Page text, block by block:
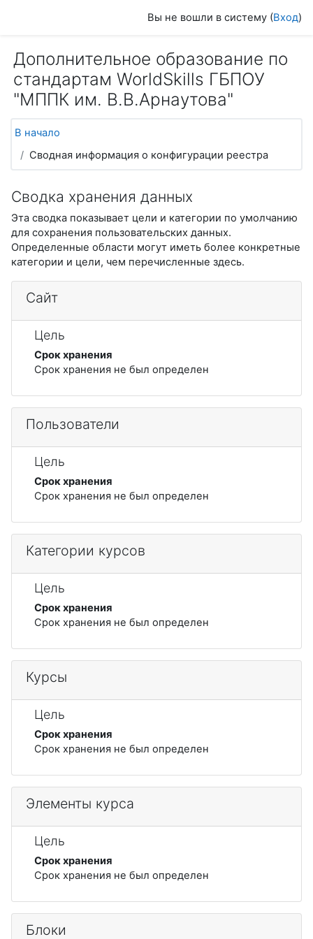
Вы не вошли в систему (Вход)
Дополнительное образование по
стандартам WorldSkills ГБПОУ
"МППК им. В.В.Арнаутова"
В начало
Сводная информация о конфигурации реестра
Сводка хранения данных
Эта сводка показывает цели и категории по умолчанию
для сохранения пользовательских данных.
Определенные области могут иметь более конкретные
категории и цели, чем перечисленные здесь.
Сайт
Цель
Срок хранения
Срок хранения не был определен
Пользователи
Цель
Срок хранения
Срок хранения не был определен
Категории курсов
Цель
Срок хранения
Срок хранения не был определен
Курсы
Цель
Срок хранения
Срок хранения не был определен
Элементы курса
Цель
Срок хранения
Срок хранения не был определен
Блоки